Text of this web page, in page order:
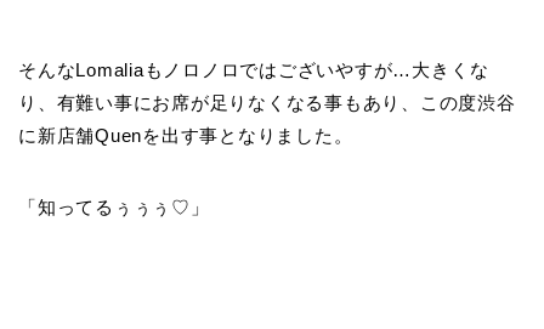
そんなLomaliaもノロノロではございやすが…大きくな
り、有難い事にお席が足りなくなる事もあり、この度渋谷
に新店舗Quenを出す事となりました。
「知ってるぅぅぅ♡」